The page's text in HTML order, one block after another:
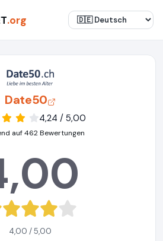
.org
Date50
4,24 / 5,00
auf 462 Bewertungen
4,00 / 5,00